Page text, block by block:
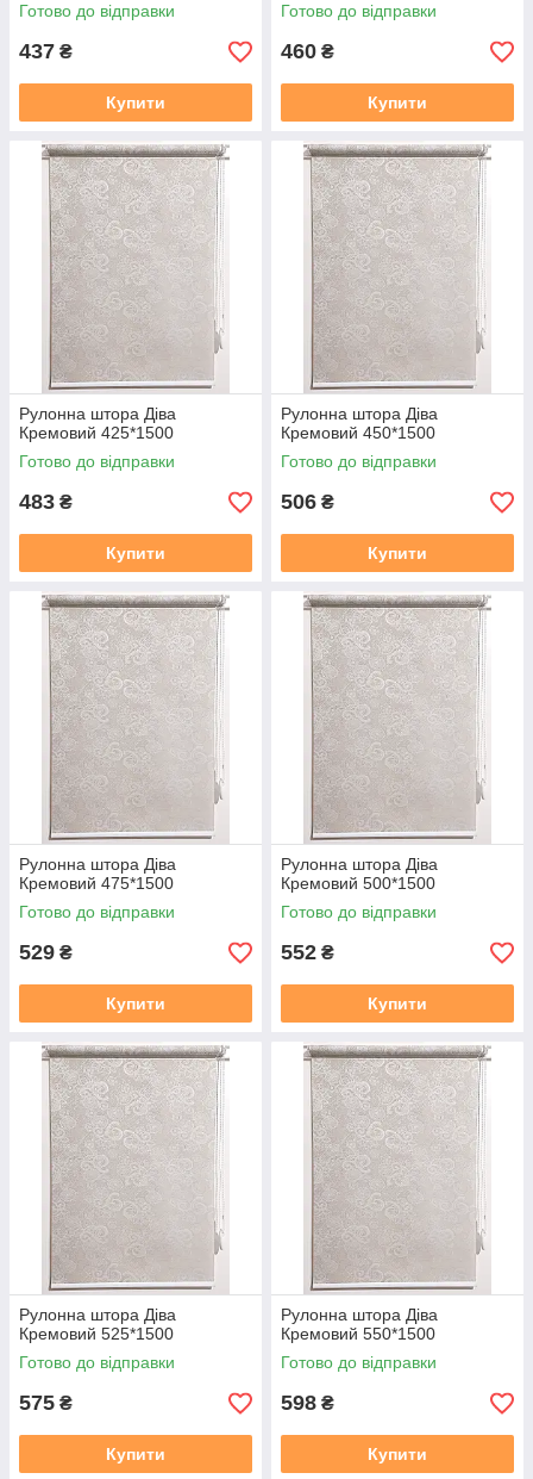
Готово до відправки
437 ₴
Купити
Готово до відправки
460 ₴
Купити
Рулонна штора Дiва
Кремовий 425*1500
Готово до відправки
483 ₴
Купити
Рулонна штора Дiва
Кремовий 450*1500
Готово до відправки
506 ₴
Купити
Рулонна штора Дiва
Кремовий 475*1500
Готово до відправки
529 ₴
Купити
Рулонна штора Дiва
Кремовий 500*1500
Готово до відправки
552 ₴
Купити
Рулонна штора Дiва
Кремовий 525*1500
Готово до відправки
575 ₴
Купити
Рулонна штора Дiва
Кремовий 550*1500
Готово до відправки
598 ₴
Купити